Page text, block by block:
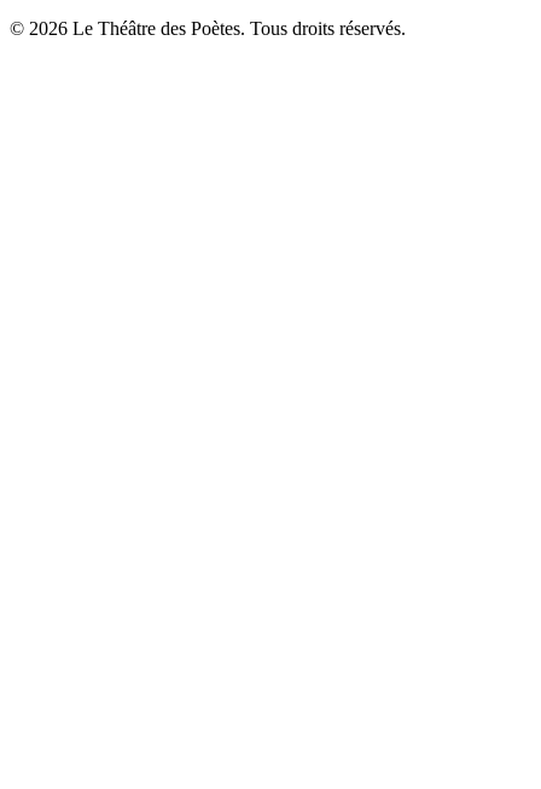
© 2026 Le Théâtre des Poètes. Tous droits réservés.